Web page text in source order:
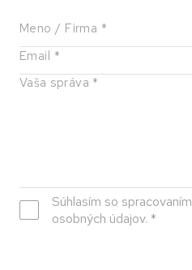
Súhlasím so spracovaním
osobných údajov. *